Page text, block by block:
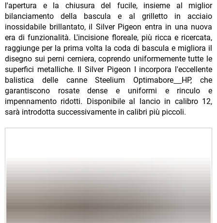
l'apertura e la chiusura del fucile, insieme al miglior
bilanciamento della bascula e al grilletto in acciaio
inossidabile brillantato, il Silver Pigeon entra in una nuova
era di funzionalità. L'incisione floreale, più ricca e ricercata,
raggiunge per la prima volta la coda di bascula e migliora il
disegno sui perni cerniera, coprendo uniformemente tutte le
superfici metalliche. Il Silver Pigeon I incorpora l'eccellente
balistica delle canne Steelium Optimabore
HP, che
garantiscono rosate dense e uniformi e rinculo e
impennamento ridotti. Disponibile al lancio in calibro 12,
sarà introdotta successivamente in calibri più piccoli.